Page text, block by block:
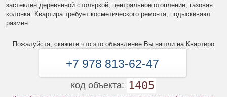
застеклен деревянной столяркой, центральное отопление, газовая
колонка. Квартира требует косметического ремонта, подыскивают
размен.
Пожалуйста, скажите что это объявление Вы нашли на Квартиро
+7 978 813-62-47
код объекта: 1405